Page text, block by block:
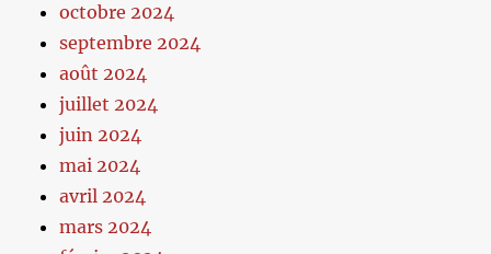
octobre 2024
septembre 2024
août 2024
juillet 2024
juin 2024
mai 2024
avril 2024
mars 2024